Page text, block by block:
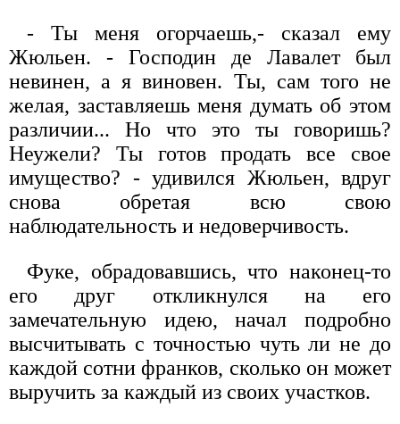
- Ты меня огорчаешь,- сказал ему
Жюльен. - Господин де Лавалет был
невинен, а я виновен. Ты, сам того не
желая, заставляешь меня думать об этом
различии... Но что это ты говоришь?
Неужели? Ты готов продать все свое
имущество? - удивился Жюльен, вдруг
снова обретая всю свою
наблюдательность и недоверчивость.
Фуке, обрадовавшись, что наконец-то
его друг откликнулся на его
замечательную идею, начал подробно
высчитывать с точностью чуть ли не до
каждой сотни франков, сколько он может
выручить за каждый из своих участков.